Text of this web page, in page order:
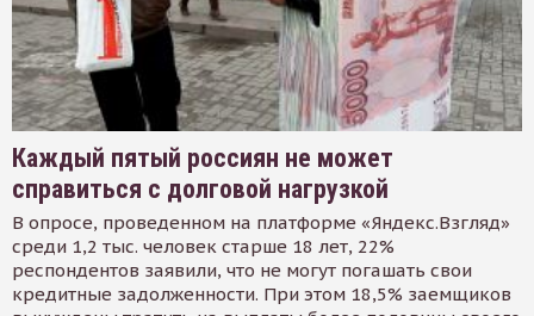
Каждый пятый россиян не может
справиться с долговой нагрузкой
В опросе, проведенном на платформе «Яндекс.Взгляд»
среди 1,2 тыс. человек старше 18 лет, 22%
респондентов заявили, что не могут погашать свои
кредитные задолженности. При этом 18,5% заемщиков